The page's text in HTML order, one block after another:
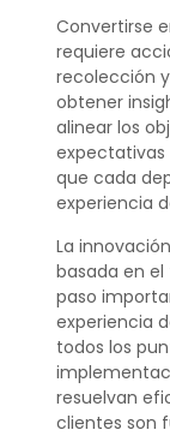
Convertirse
requiere
recolección
obtener
alinear los
expectativas
que cada
experiencia
La
basada en
paso
experiencia
todos los
resuelvan
clientes son